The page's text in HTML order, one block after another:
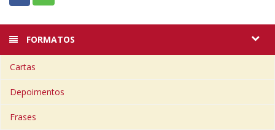
FORMATOS
Cartas
Depoimentos
Frases